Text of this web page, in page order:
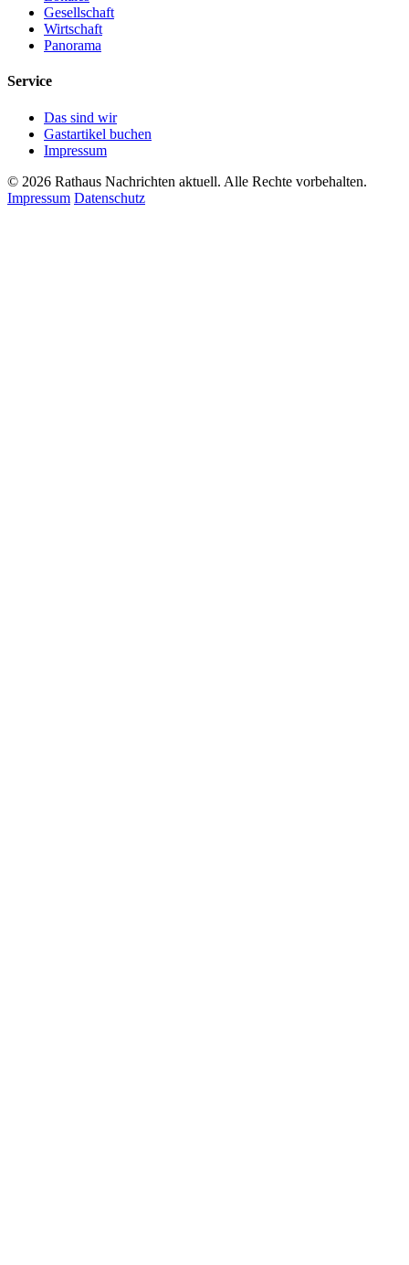
Gesellschaft
Wirtschaft
Panorama
Service
Das sind wir
Gastartikel buchen
Impressum
© 2026 Rathaus Nachrichten aktuell. Alle Rechte vorbehalten.
Impressum Datenschutz